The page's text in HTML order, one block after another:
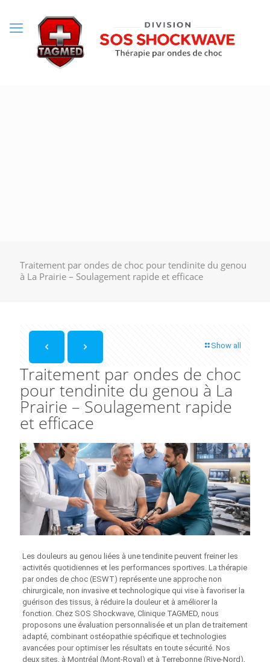
Traitement par ondes de choc pour tendinite du genou
à La Prairie – Soulagement rapide et efficace
Show all
Traitement par ondes de choc
pour tendinite du genou à La
Prairie – Soulagement rapide
et efficace
Les douleurs au genou liées à une tendinite peuvent freiner les
activités quotidiennes et les performances sportives. La thérapie
par ondes de choc (ESWT) représente une approche non
chirurgicale, non invasive et technologique qui vise à favoriser la
guérison des tissus, à réduire la douleur et à améliorer la
fonction. Chez SOS Shockwave, Clinique TAGMED, nous
proposons une évaluation personnalisée et un plan de traitement
adapté, combinant ostéopathie spécifique et technologies
avancées pour optimiser les résultats en toute sécurité. Nos
deux sites, à Montréal (Mont‑Royal) et à Terrebonne (Rive‑Nord),